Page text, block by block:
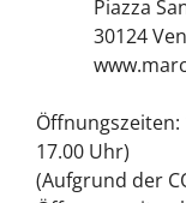
Piazza
30124
Öffnungszeiten:
17.00 Uhr)
(Aufgrund der